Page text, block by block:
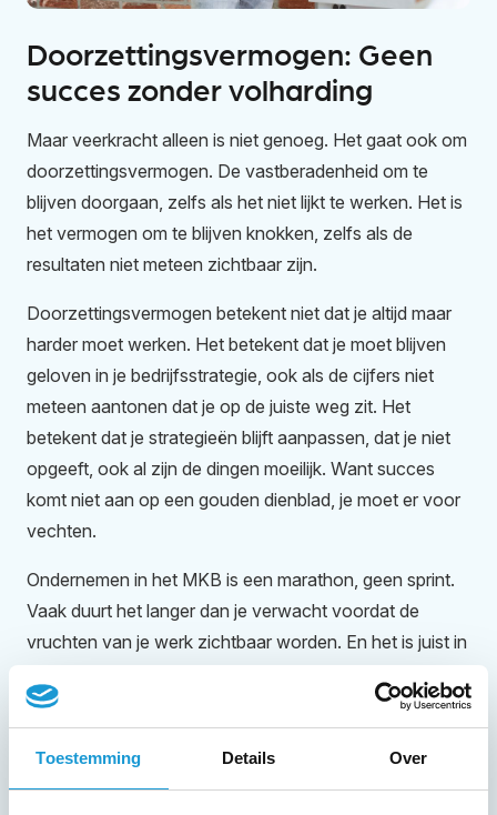
Toestemming Details Over
Doorzettingsvermogen: Geen
succes zonder volharding
Maar veerkracht alleen is niet genoeg. Het gaat ook om
doorzettingsvermogen. De vastberadenheid om te
blijven doorgaan, zelfs als het niet lijkt te werken. Het is
het vermogen om te blijven knokken, zelfs als de
resultaten niet meteen zichtbaar zijn.
Doorzettingsvermogen betekent niet dat je altijd maar
harder moet werken. Het betekent dat je moet blijven
geloven in je bedrijfsstrategie, ook als de cijfers niet
meteen aantonen dat je op de juiste weg zit. Het
betekent dat je strategieën blijft aanpassen, dat je niet
opgeeft, ook al zijn de dingen moeilijk. Want succes
komt niet aan op een gouden dienblad, je moet er voor
vechten.
Ondernemen in het MKB is een marathon, geen sprint.
Vaak duurt het langer dan je verwacht voordat de
vruchten van je werk zichtbaar worden. En het is juist in
doorzettingsvermogen getest wordt. Het gaat erom dat
je gelooft in wat je doet en niet opgeeft als het even
moeilijk wordt. Het betekent dat je blijft doorgaan, zelfs
als de uitkomst niet zeker is.